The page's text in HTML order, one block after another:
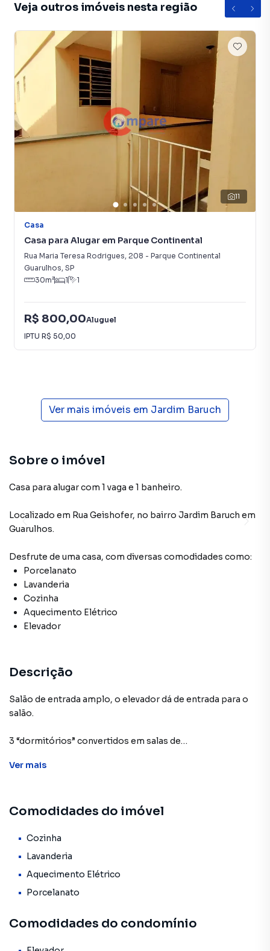
Elevador
Porcelanato
Veja outros imóveis nesta região
11
Casa
Casa para Alugar em Parque Continental
Rua Maria Teresa Rodrigues, 208 - Parque Continental
Guarulhos, SP
30m² 1 1
R$ 800,00Aluguel
IPTU R$ 50,00
Ver mais imóveis em Jardim Baruch
Sobre o imóvel
Casa para alugar com 1 vaga e 1 banheiro.
Localizado em Rua Geishofer, no bairro Jardim Baruch em
Guarulhos.
Desfrute de uma casa, com diversas comodidades como:
Porcelanato
Lavanderia
Cozinha
Aquecimento Elétrico
Elevador
Descrição
Salão de entrada amplo, o elevador dá de entrada para o
salão.
3 “dormitórios” convertidos em salas de
1 banheiro.
Elevador + escada interna, excelente mobilidade.
Locação com depósito caução ou seguro‑fiança
Ideal para empresa de costura, ateliê, ou escritório.
Ver mais
Comodidades do imóvel
Cozinha
Lavanderia
Aquecimento Elétrico
Porcelanato
Comodidades do condomínio